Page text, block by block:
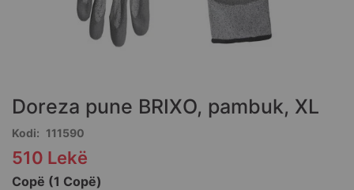
beginning
the
images
gallery
Doreza pune BRIXO, pambuk, XL
Kodi 111590
510 Lekë
Copë (1 Copë)